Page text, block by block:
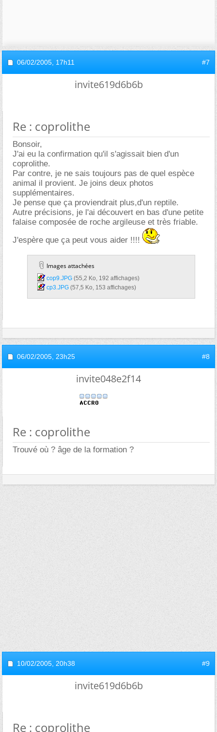
06/02/2005, 17h11 #7
invite619d6b6b
Re : coprolithe
Bonsoir,
J'ai eu la confirmation qu'il s'agissait bien d'un
coprolithe.
Par contre, je ne sais toujours pas de quel espèce
animal il provient. Je joins deux photos
supplémentaires.
Je pense que ça proviendrait plus,d'un reptile.
Autre précisions, je l'ai découvert en bas d'une petite
falaise composée de roche argileuse et très friable.
J'espère que ça peut vous aider !!!!
Images attachées
cop9.JPG‎ (55,2 Ko, 192 affichages)
cp3.JPG‎ (57,5 Ko, 153 affichages)
06/02/2005, 23h25 #8
invite048e2f14
Re : coprolithe
Trouvé où ? âge de la formation ?
10/02/2005, 20h38 #9
invite619d6b6b
Re : coprolithe